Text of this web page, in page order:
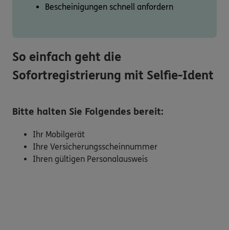
Bescheinigungen schnell anfordern
So einfach geht die
Sofortregistrierung mit Selfie-Ident
Bitte halten Sie Folgendes bereit:
Ihr Mobilgerät
Ihre Versicherungsscheinnummer
Ihren gültigen Personalausweis